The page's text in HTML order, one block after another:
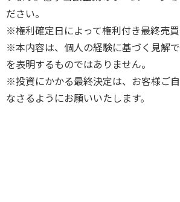
ださい。
※権利確定日によって権利付き最終売買
※本内容は、個人の経験に基づく見解
を表明するものではありません。
※投資にかかる最終決定は、お客様ご
なさるようにお願いいたします。